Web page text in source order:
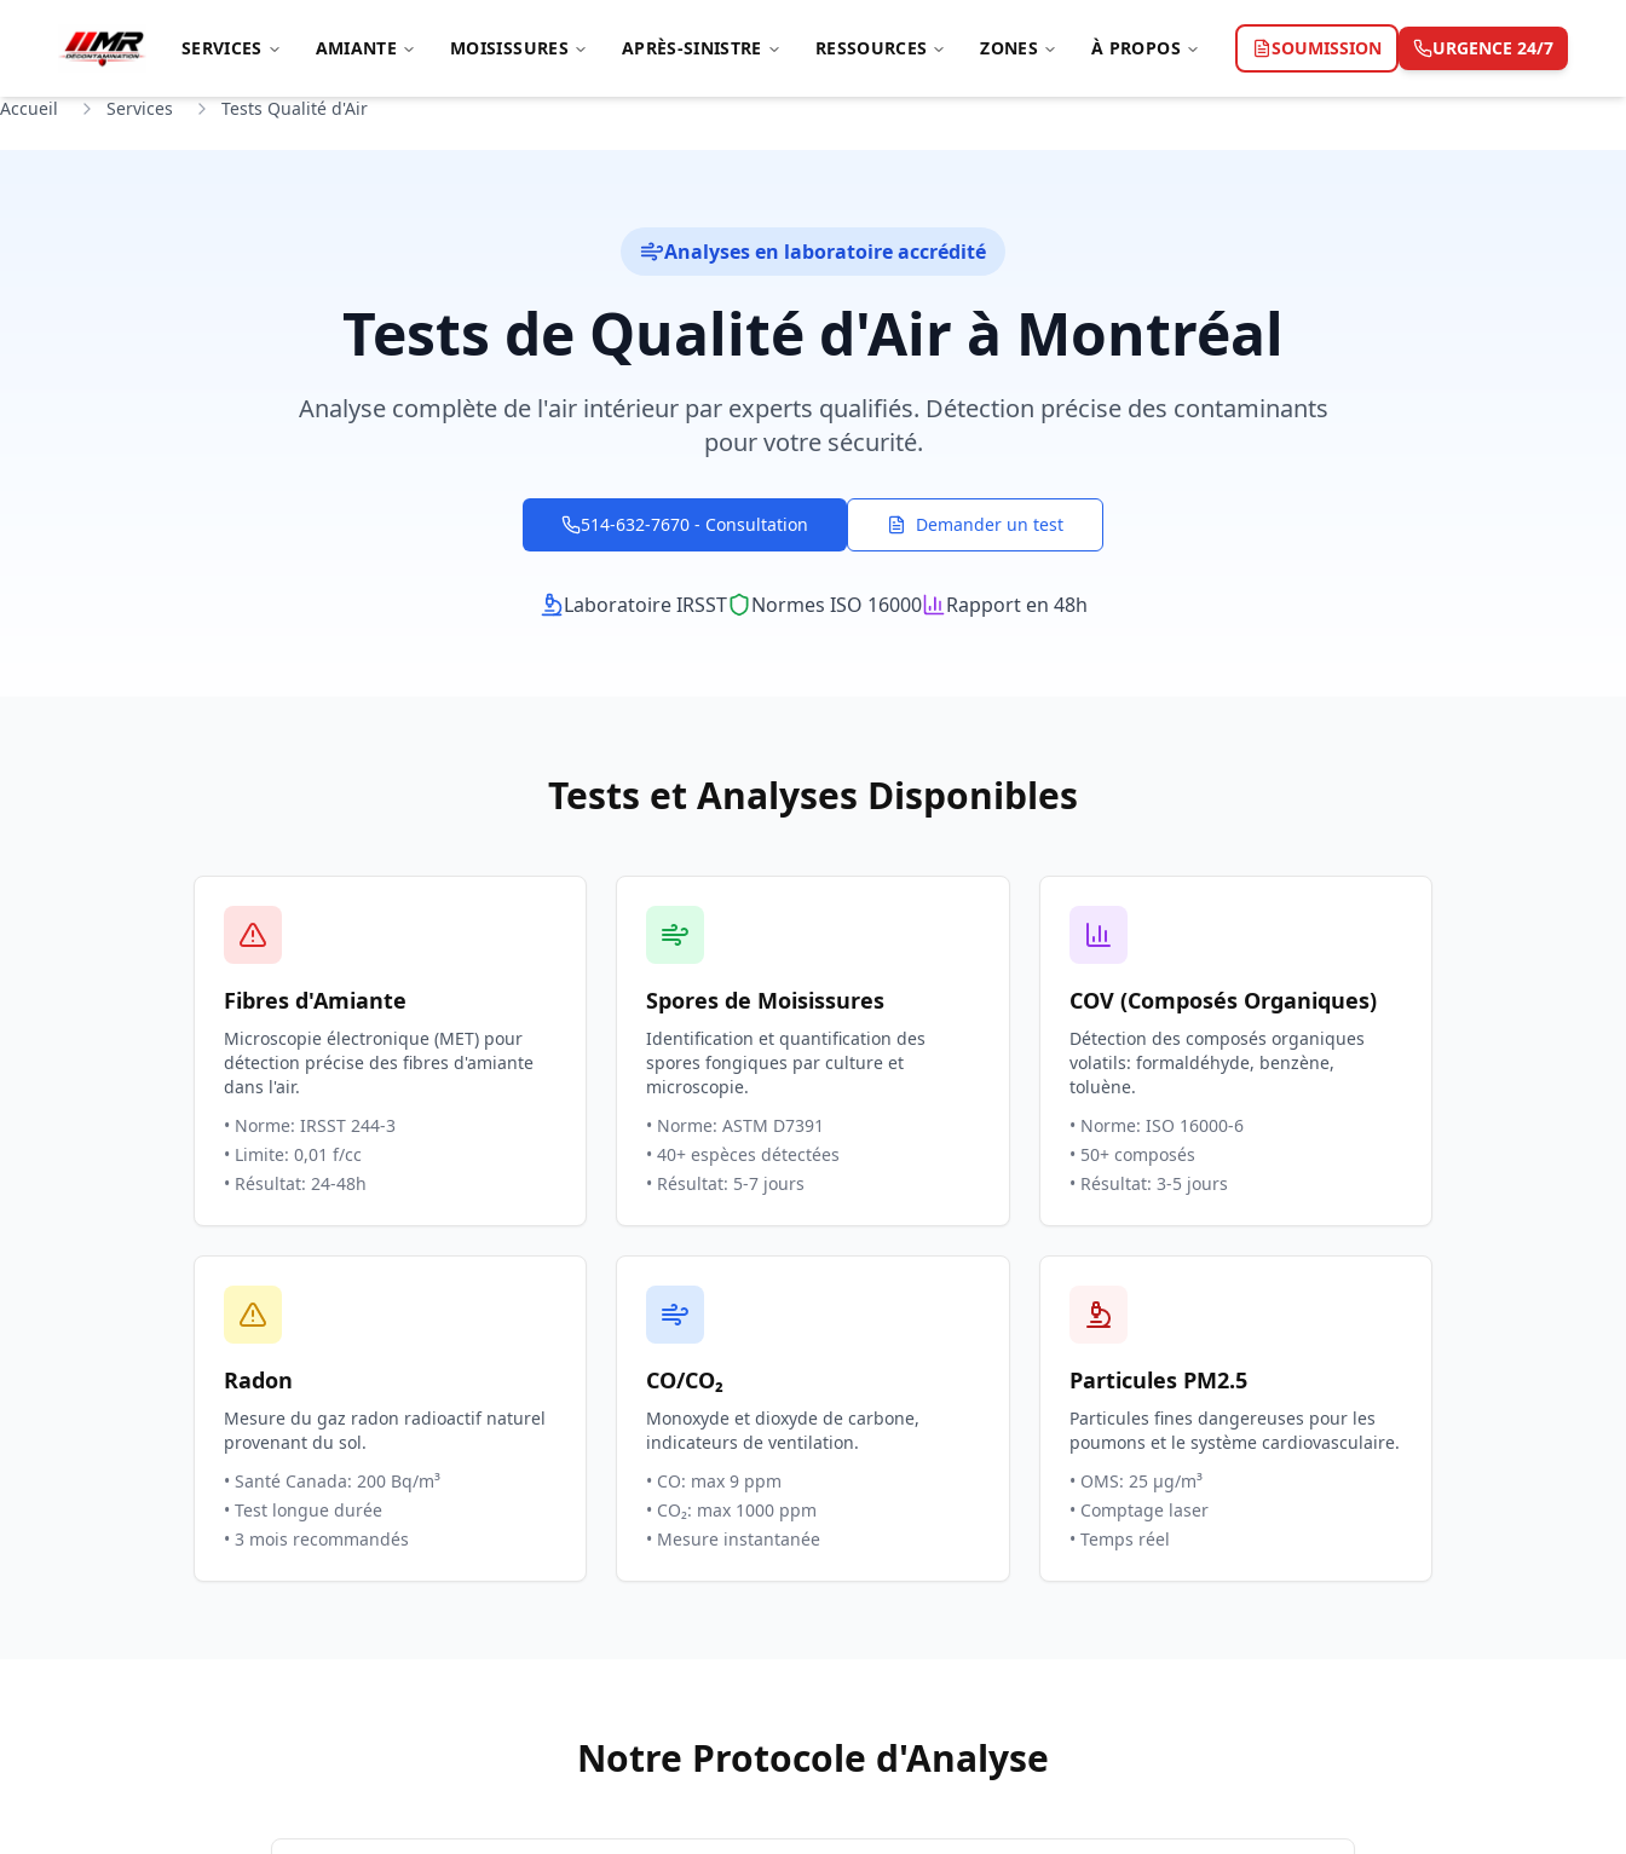
SERVICES AMIANTE MOISISSURES APRÈS-SINISTRE RESSOURCES ZONES À PROPOS SOUMISSION URGENCE 24/7
Accueil Services Tests Qualité d'Air
Analyses en laboratoire accrédité
Tests de Qualité d'Air à Montréal
Analyse complète de l'air intérieur par experts qualifiés. Détection précise des contaminants
pour votre sécurité.
514-632-7670 - Consultation Demander un test
Laboratoire IRSST Normes ISO 16000 Rapport en 48h
Tests et Analyses Disponibles
Fibres d'Amiante
Microscopie électronique (MET) pour
détection précise des fibres d'amiante
dans l'air.
• Norme: IRSST 244-3
• Limite: 0,01 f/cc
• Résultat: 24-48h
Spores de Moisissures
Identification et quantification des
spores fongiques par culture et
microscopie.
• Norme: ASTM D7391
• 40+ espèces détectées
• Résultat: 5-7 jours
COV (Composés Organiques)
Détection des composés organiques
volatils: formaldéhyde, benzène,
toluène.
• Norme: ISO 16000-6
• 50+ composés
• Résultat: 3-5 jours
Radon
Mesure du gaz radon radioactif naturel
provenant du sol.
• Santé Canada: 200 Bq/m³
• Test longue durée
• 3 mois recommandés
CO/CO₂
Monoxyde et dioxyde de carbone,
indicateurs de ventilation.
• CO: max 9 ppm
• CO₂: max 1000 ppm
• Mesure instantanée
Particules PM2.5
Particules fines dangereuses pour les
poumons et le système cardiovasculaire.
• OMS: 25 μg/m³
• Comptage laser
• Temps réel
Notre Protocole d'Analyse